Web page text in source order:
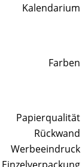
Kalendarium
Farben
Papierqualität
Rückwand
Werbeeindruck